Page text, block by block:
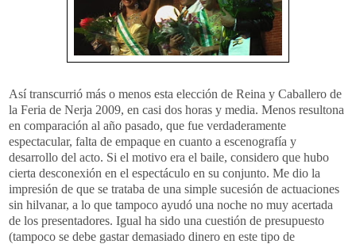
Así transcurrió más o menos esta elección de Reina y Caballero de
la Feria de Nerja 2009, en casi dos horas y media. Menos resultona
en comparación al año pasado, que fue verdaderamente
espectacular, falta de empaque en cuanto a escenografía y
desarrollo del acto. Si el motivo era el baile, considero que hubo
cierta desconexión en el espectáculo en su conjunto. Me dio la
impresión de que se trataba de una simple sucesión de actuaciones
sin hilvanar, a lo que tampoco ayudó una noche no muy acertada
de los presentadores. Igual ha sido una cuestión de presupuesto
(tampoco se debe gastar demasiado dinero en este tipo de